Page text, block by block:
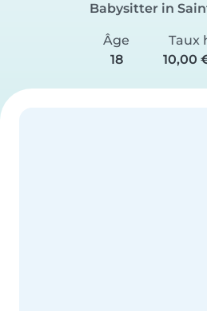
Babysitter in
Âge
18
Taux
10,00